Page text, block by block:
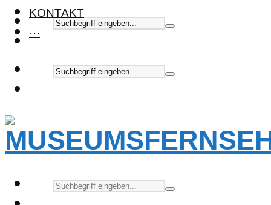
KONTAKT
···